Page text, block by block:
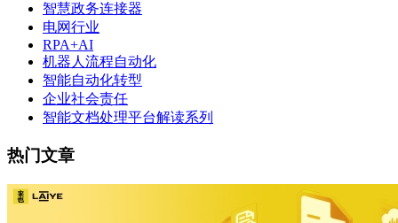
智慧政务连接器
电网行业
RPA+AI
机器人流程自动化
智能自动化转型
企业社会责任
智能文档处理平台解读系列
热门文章